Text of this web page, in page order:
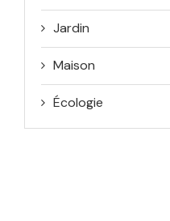
Jardin
Maison
Écologie